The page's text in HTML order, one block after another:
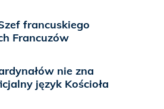
francuskiego
Francuzów
nie zna
język Kościoła